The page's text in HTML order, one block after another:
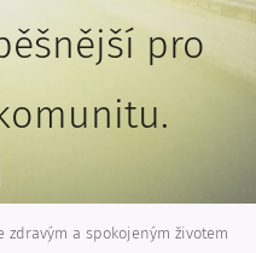
pro
zdravým a spokojeným životem